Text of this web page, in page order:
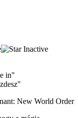
in"
New World Order